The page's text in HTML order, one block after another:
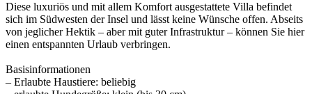
Diese luxuriös und mit allem Komfort ausgestattete Villa befindet
sich im Südwesten der Insel und lässt keine Wünsche offen. Abseits
von jeglicher Hektik – aber mit guter Infrastruktur – können Sie hier
einen entspannten Urlaub verbringen.
Basisinformationen
– Erlaubte Haustiere: beliebig